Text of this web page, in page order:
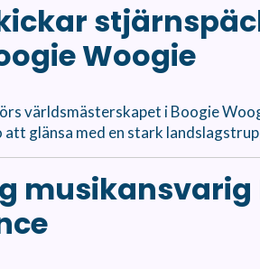
Woogie
världsmästerskapet i Boogie
att glänsa med en stark
musikansvarig